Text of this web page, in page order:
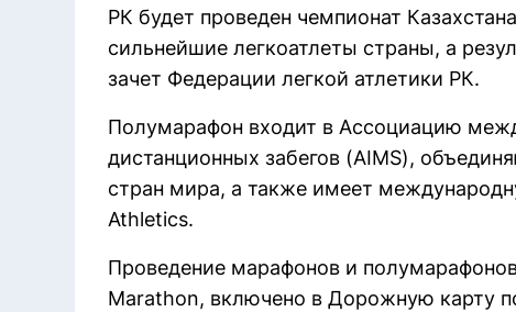
РК будет проведен чемпионат
сильнейшие легкоатлеты страны, а
зачет Федерации легкой атлетики РК.
Полумарафон входит в Ассоциацию
дистанционных забегов (AIMS),
стран мира, а также имеет
Athletics.
Проведение марафонов и
Marathon, включено в Дорожную карту